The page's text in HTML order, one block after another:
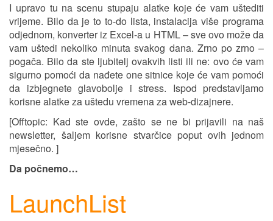
I upravo tu na scenu stupaju alatke koje će vam uštediti
vrijeme. Bilo da je to to-do lista, instalacija više programa
odjednom, konverter iz Excel-a u HTML – sve ovo može da
vam uštedi nekoliko minuta svakog dana. Zrno po zrno –
pogača. Bilo da ste ljubitelj ovakvih listi ili ne: ovo će vam
sigurno pomoći da nađete one sitnice koje će vam pomoći
da izbjegnete glavobolje i stress. Ispod predstavljamo
korisne alatke za uštedu vremena za web-dizajnere.
[Offtopic: Kad ste ovde, zašto se ne bi prijavili na naš
newsletter, šaljem korisne stvarčice poput ovih jednom
mjesečno. ]
Da počnemo…
LaunchList